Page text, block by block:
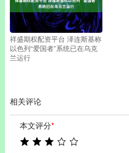
祥盛期权配资平台 泽连斯基称
以色列“爱国者”系统已在乌克
兰运行
相关评论
本文评分*